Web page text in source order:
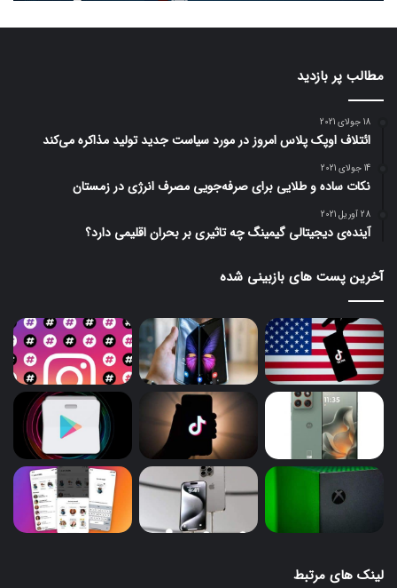
مطالب پر بازدید
18 جولای 2021
ائتلاف اوپک پلاس امروز در مورد سیاست جدید تولید مذاکره می‌کند
14 جولای 2021
نکات ساده و طلایی برای صرفه‌جویی مصرف انرژی در زمستان
28 آوریل 2021
آینده‌ی دیجیتالی گیمینگ چه تاثیری بر بحران اقلیمی دارد؟
آخرین پست های بازبینی شده
لینک های مرتبط